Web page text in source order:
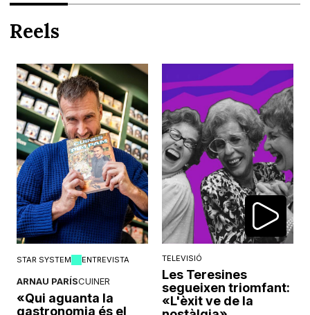
Reels
STAR SYSTEM ENTREVISTA
ARNAU PARÍSCUINER
«Qui aguanta la
gastronomia és el
TELEVISIÓ
Les Teresines
segueixen triomfant:
«L'èxit ve de la